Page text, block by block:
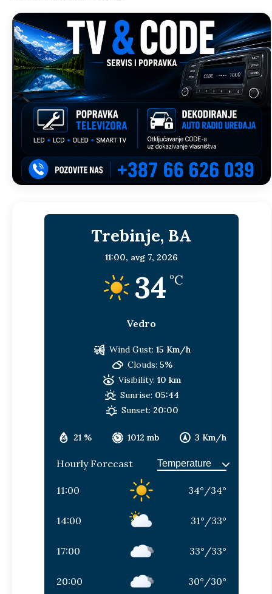
Trebinje, BA
11:00, avg 7, 2026
34 °C
Vedro
21 % 1012 mb 3 Km/h
Wind Gust: 15 Km/h
Clouds: 5%
Visibility: 10 km
Sunrise: 05:44
Sunset: 20:00
Hourly Forecast
11:00 34° /34°
14:00 31° /33°
17:00 33° /33°
20:00 30° /30°